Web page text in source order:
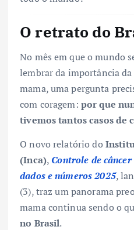
O retrato do
No mês em que o mundo
lembrar da importância da
mama, uma pergunta
com coragem: por que
tivemos tantos casos de
O novo relatório do
(Inca), Controle de
dados e números 2025,
(3), traz um panorama
mama continua sendo o
no Brasil.